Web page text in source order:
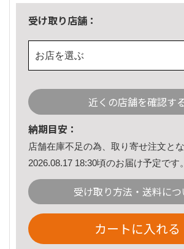
受け取り店舗：
お店を選ぶ
近くの店舗を確認す
納期目安：
店舗在庫不足の為、取り寄せ注文とな
2026.08.17 18:30頃のお届け予定です。
受け取り方法・送料につ
カートに入れる